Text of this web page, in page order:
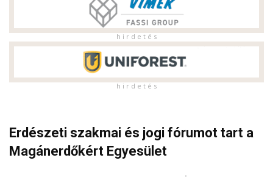
h i r d e t é s
h i r d e t é s
Erdészeti szakmai és jogi fórumot tart a
Magánerdőkért Egyesület